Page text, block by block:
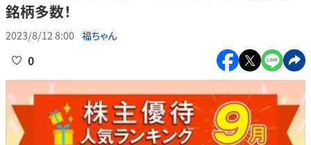
銘柄多数！
2023/8/12 8:00 福ちゃん
0